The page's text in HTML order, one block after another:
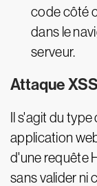
code côté
dans le
serveur.
Attaque
Il s'agit du
application
d'une requête
sans valider ni